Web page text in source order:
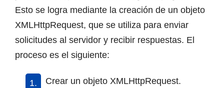
Esto se logra mediante la creación de un objeto
XMLHttpRequest, que se utiliza para enviar
solicitudes al servidor y recibir respuestas. El
proceso es el siguiente:
Crear un objeto XMLHttpRequest.